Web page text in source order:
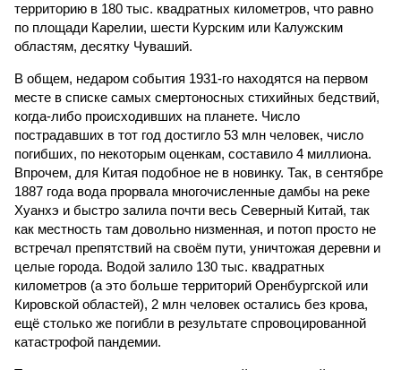
территорию в 180 тыс. квадратных километров, что равно
по площади Карелии, шести Курским или Калужским
областям, десятку Чуваший.
В общем, недаром события 1931-го находятся на первом
месте в списке самых смертоносных стихийных бедствий,
когда-либо происходивших на планете. Число
пострадавших в тот год достигло 53 млн человек, число
погибших, по некоторым оценкам, составило 4 миллиона.
Впрочем, для Китая подобное не в новинку. Так, в сентябре
1887 года вода прорвала многочисленные дамбы на реке
Хуанхэ и быстро залила почти весь Северный Китай, так
как местность там довольно низменная, и потоп просто не
встречал препятствий на своём пути, уничтожая деревни и
целые города. Водой залило 130 тыс. квадратных
километров (а это больше территорий Оренбургской или
Кировской областей), 2 млн человек остались без крова,
ещё столько же погибли в результате спровоцированной
катастрофой пандемии.